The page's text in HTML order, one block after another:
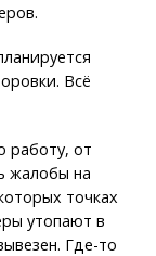
Всё
работу, от
жалобы на
точках
утопают в
Где-то